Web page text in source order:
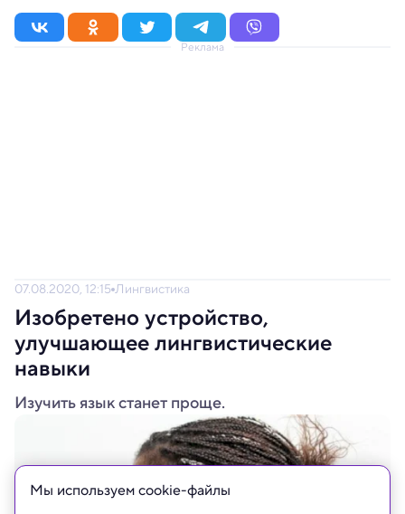
Реклама
07.08.2020, 12:15 Лингвистика
Изобретено устройство,
улучшающее лингвистические
навыки
Изучить язык станет проще.
Мы используем сookie-файлы